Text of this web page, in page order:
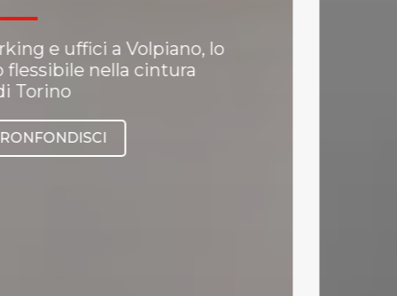
Gestisci la tua corrispondenza
aziendale con un indirizzo
prestigioso a nord di Torino
APPRONFONDISCI